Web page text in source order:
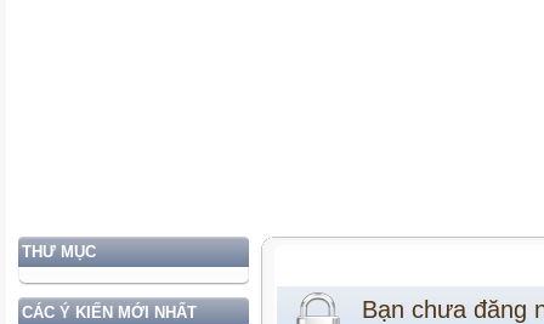
THƯ MỤC
CÁC Ý KIẾN MỚI NHẤT Bạn chưa đăng